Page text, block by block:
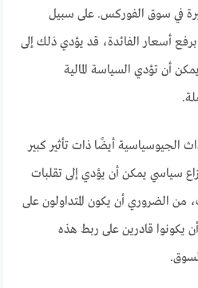
في سوق الفوركس. على سبيل
أسعار الفائدة، قد يؤدي ذلك إلى
أن تؤدي السياسة المالية
الجيوسياسية أيضًا ذات تأثير كبير
سياسي يمكن أن يؤدي إلى تقلبات
من الضروري أن يكون المتداولون على
يكونوا قادرين على ربط هذه